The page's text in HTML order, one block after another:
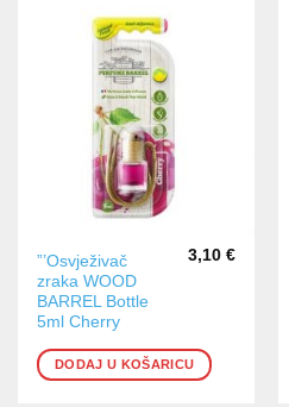
”’Osvježivač
zraka WOOD
BARREL Bottle
5ml Cherry
3,10 €
DODAJ U KOŠARICU